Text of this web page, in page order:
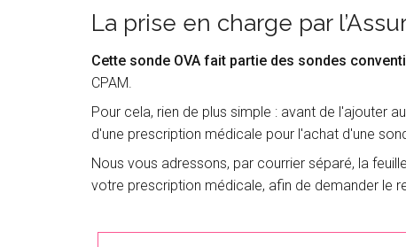
La prise en charge par
Cette sonde OVA fait partie des sondes
CPAM.
Pour cela, rien de plus simple : avant de l'ajouter
d'une prescription médicale pour l'achat d'une
Nous vous adressons, par courrier séparé, la
votre prescription médicale, afin de demander le